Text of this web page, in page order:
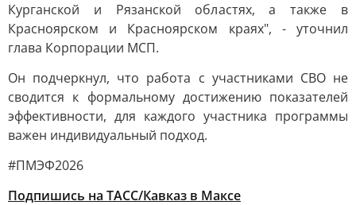
Курганской и Рязанской областях, а также в
Красноярском и Красноярском краях", - уточнил
глава Корпорации МСП.
Он подчеркнул, что работа с участниками СВО не
сводится к формальному достижению показателей
эффективности, для каждого участника программы
важен индивидуальный подход.
#ПМЭФ2026
Подпишись на ТАСС/Кавказ в Максе